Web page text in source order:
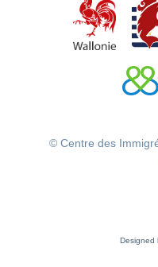
© Centre des
Designed